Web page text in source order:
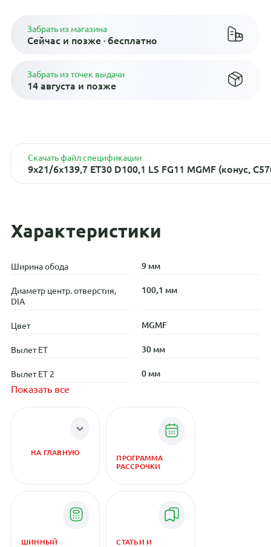
Забрать из магазина
Сейчас и позже · бесплатно
Забрать из точек выдачи
14 августа и позже
Скачать файл спецификации
9x21/6x139,7 ET30 D100,1 LS FG11 MGMF (конус,
Характеристики
Ширина обода 9 мм
Диаметр центр. отверстия,
DIA
100,1 мм
Цвет MGMF
Вылет ET 30 мм
Вылет ET 2 0 мм
Показать все
НА ГЛАВНУЮ
ПРОГРАММА
РАССРОЧКИ
ШИННЫЙ
СТАТЬИ И